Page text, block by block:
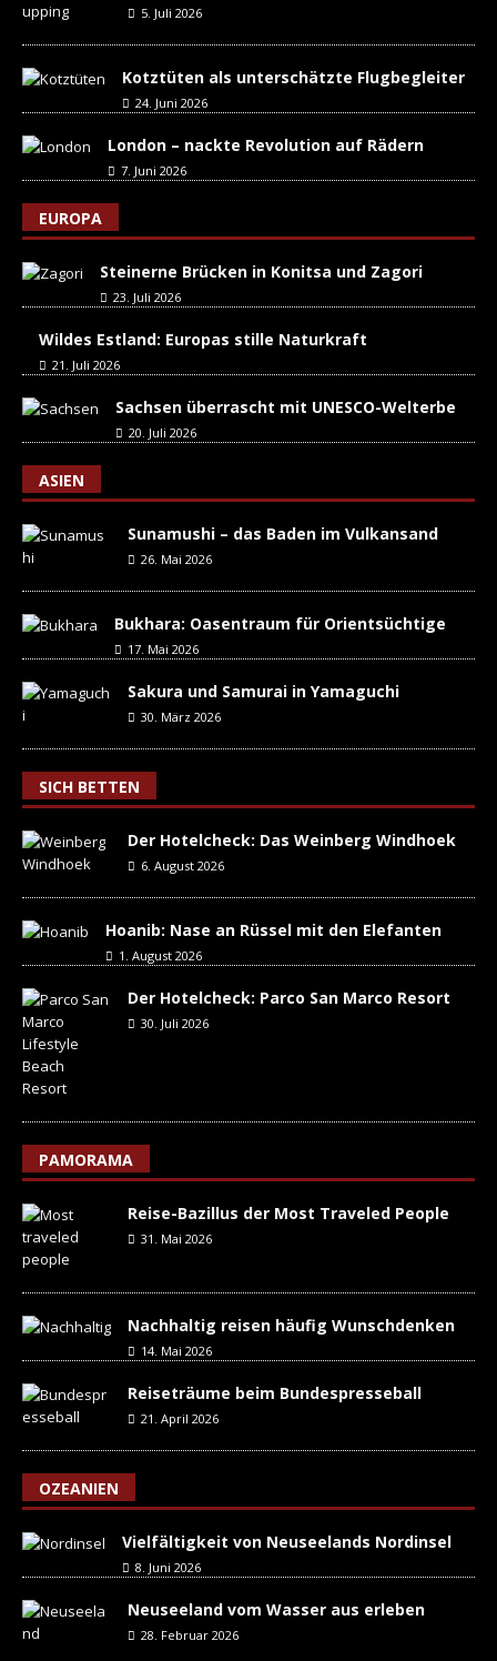
5. Juli 2026
Kotztüten als unterschätzte Flugbegleiter
24. Juni 2026
London – nackte Revolution auf Rädern
7. Juni 2026
EUROPA
Steinerne Brücken in Konitsa und Zagori
23. Juli 2026
Wildes Estland: Europas stille Naturkraft
21. Juli 2026
Sachsen überrascht mit UNESCO-Welterbe
20. Juli 2026
ASIEN
Sunamushi – das Baden im Vulkansand
26. Mai 2026
Bukhara: Oasentraum für Orientsüchtige
17. Mai 2026
Sakura und Samurai in Yamaguchi
30. März 2026
SICH BETTEN
Der Hotelcheck: Das Weinberg Windhoek
6. August 2026
Hoanib: Nase an Rüssel mit den Elefanten
1. August 2026
Der Hotelcheck: Parco San Marco Resort
30. Juli 2026
PAMORAMA
Reise-Bazillus der Most Traveled People
31. Mai 2026
Nachhaltig reisen häufig Wunschdenken
14. Mai 2026
Reiseträume beim Bundespresseball
21. April 2026
OZEANIEN
Vielfältigkeit von Neuseelands Nordinsel
8. Juni 2026
Neuseeland vom Wasser aus erleben
28. Februar 2026